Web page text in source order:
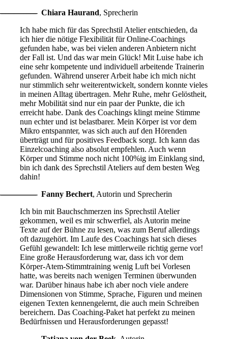
Chiara Haurand, Sprecherin
Ich habe mich für das Sprechstil Atelier entschieden, da
ich hier die nötige Flexibilität für Online-Coachings
gefunden habe, was bei vielen anderen Anbietern nicht
der Fall ist. Und das war mein Glück! Mit Luise habe ich
eine sehr kompetente und individuell arbeitende Trainerin
gefunden. Während unserer Arbeit habe ich mich nicht
nur stimmlich sehr weiterentwickelt, sondern konnte vieles
in meinen Alltag übertragen. Mehr Ruhe, mehr Gelöstheit,
mehr Mobilität sind nur ein paar der Punkte, die ich
erreicht habe. Dank des Coachings klingt meine Stimme
nun echter und ist belastbarer. Mein Körper ist vor dem
Mikro entspannter, was sich auch auf den Hörenden
überträgt und für positives Feedback sorgt. Ich kann das
Einzelcoaching also absolut empfehlen. Auch wenn
Körper und Stimme noch nicht 100%ig im Einklang sind,
bin ich dank des Sprechstil Ateliers auf dem besten Weg
dahin!
Fanny Bechert, Autorin und Sprecherin
Ich bin mit Bauchschmerzen ins Sprechstil Atelier
gekommen, weil es mir schwerfiel, als Autorin meine
Texte auf der Bühne zu lesen, was zum Beruf allerdings
oft dazugehört. Im Laufe des Coachings hat sich dieses
Gefühl gewandelt: Ich lese mittlerweile richtig gerne vor!
Eine große Herausforderung war, dass ich vor dem
Körper-Atem-Stimmtraining wenig Luft bei Vorlesen
hatte, was bereits nach wenigen Terminen überwunden
war. Darüber hinaus habe ich aber noch viele andere
Dimensionen von Stimme, Sprache, Figuren und meinen
eigenen Texten kennengelernt, die auch mein Schreiben
bereichern. Das Coaching-Paket hat perfekt zu meinen
Bedürfnissen und Herausforderungen gepasst!